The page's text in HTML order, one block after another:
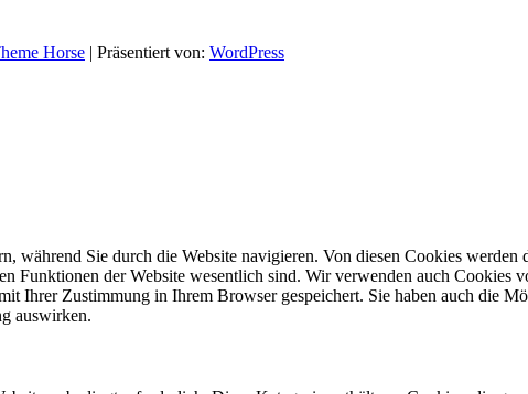
Horse | Präsentiert von: WordPress
während Sie durch die Website navigieren. Von diesen Cookies
Funktionen der Website wesentlich sind. Wir verwenden auch Cookies
Ihrer Zustimmung in Ihrem Browser gespeichert. Sie haben auch die
auswirken.